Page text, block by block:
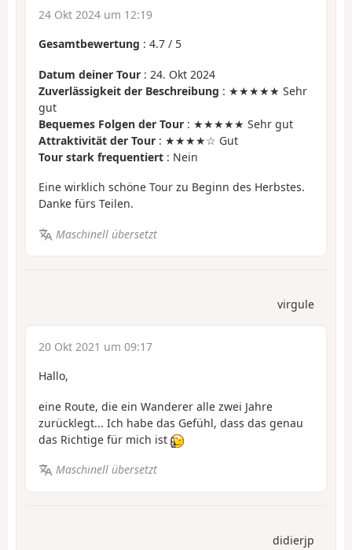
24 Okt 2024 um 12:19
Gesamtbewertung : 4.7 / 5
Datum deiner Tour : 24. Okt 2024
Zuverlässigkeit der Beschreibung : ★★★★★ Sehr
gut
Bequemes Folgen der Tour : ★★★★★ Sehr gut
Attraktivität der Tour : ★★★★☆ Gut
Tour stark frequentiert : Nein
Eine wirklich schöne Tour zu Beginn des Herbstes.
Danke fürs Teilen.
Maschinell übersetzt
virgule
20 Okt 2021 um 09:17
Hallo,
eine Route, die ein Wanderer alle zwei Jahre
zurücklegt... Ich habe das Gefühl, dass das genau
das Richtige für mich ist
Maschinell übersetzt
didierjp